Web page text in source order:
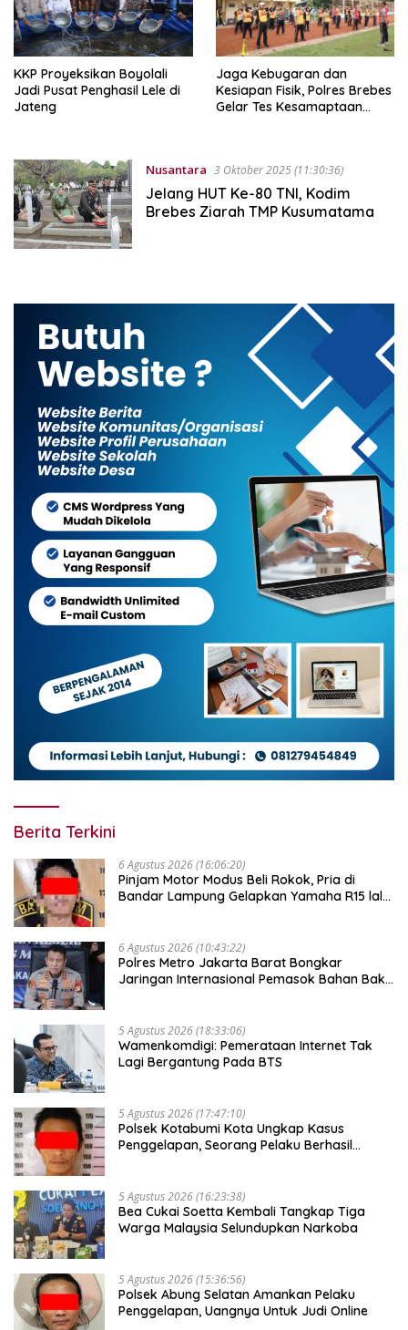
KKP Proyeksikan Boyolali
Jadi Pusat Penghasil Lele di
Jateng
Jaga Kebugaran dan
Kesiapan Fisik, Polres Brebes
Gelar Tes Kesamaptaan
Nusantara 3 Oktober 2025 (11:30:36)
Jelang HUT Ke-80 TNI, Kodim
Brebes Ziarah TMP Kusumatama
Berita Terkini
6 Agustus 2026 (16:06:20)
Pinjam Motor Modus Beli Rokok, Pria di
Bandar Lampung Gelapkan Yamaha R15 lalu
6 Agustus 2026 (10:43:22)
Polres Metro Jakarta Barat Bongkar
Jaringan Internasional Pemasok Bahan Baku
5 Agustus 2026 (18:33:06)
Wamenkomdigi: Pemerataan Internet Tak
Lagi Bergantung Pada BTS
5 Agustus 2026 (17:47:10)
Polsek Kotabumi Kota Ungkap Kasus
Penggelapan, Seorang Pelaku Berhasil
5 Agustus 2026 (16:23:38)
Bea Cukai Soetta Kembali Tangkap Tiga
Warga Malaysia Selundupkan Narkoba
5 Agustus 2026 (15:36:56)
Polsek Abung Selatan Amankan Pelaku
Penggelapan, Uangnya Untuk Judi Online